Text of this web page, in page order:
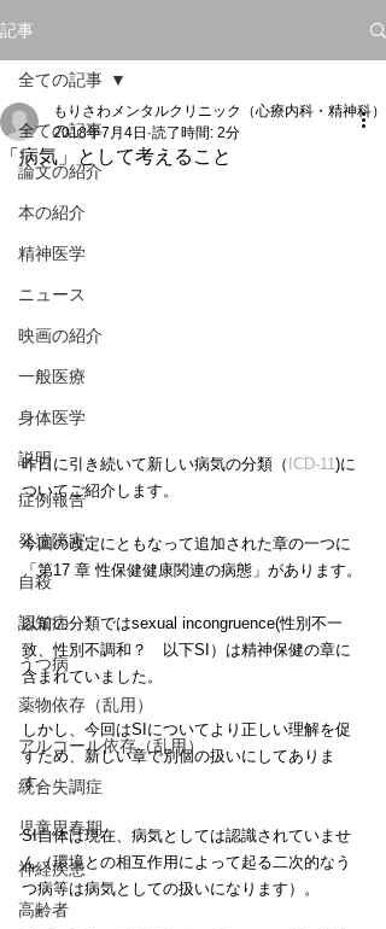
記事
全ての記事
論文の紹介
本の紹介
精神医学
ニュース
映画の紹介
一般医療
身体医学
説明
症例報告
発達障害
自殺
認知症
うつ病
薬物依存（乱用）
アルコール依存（乱用）
統合失調症
児童思春期
神経疾患
高齢者
全ての記事
「病気」として考えること
もりさわメンタルクリニック（心療内科・精神科）
2018年7月4日 読了時間: 2分
昨日に引き続いて新しい病気の分類（ ICD-11)に
ついてご紹介します。
今回の改定にともなって追加された章の一つに
「第17 章 性保健健康関連の病態」があります。
以前の分類ではsexual incongruence(性別不一
致、性別不調和？　以下SI）は精神保健の章に
含まれていました。
しかし、今回はSIについてより正しい理解を促
すため、新しい章で別個の扱いにしてありま
す。
SI自体は現在、病気としては認識されていませ
ん（環境との相互作用によって起る二次的なう
つ病等は病気としての扱いになります）。